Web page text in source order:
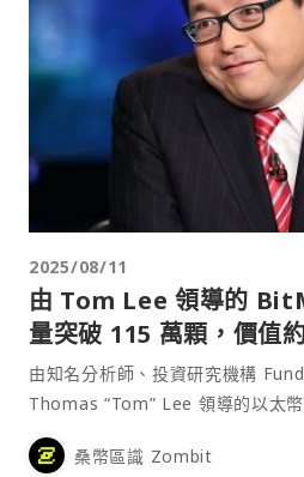
2025/08/11
由 Tom Lee 領導的
量突破 115 萬顆，價值
由知名分析師、投資研究機構
Thomas “Tom” Lee 領導的以太
Immersion Technologies 週一宣
（ETH）總量已達到 1,150,263 顆
桑幣區識 Zombit